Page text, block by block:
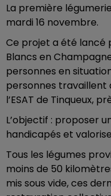
La première
mardi 16 novembre.
Ce projet a été lancé
Blancs en
personnes en
personnes travaillent
l’ESAT de Tinqueux,
L’objectif : proposer
handicapés et
Tous les légumes
moins de 50
mis sous vide, ces